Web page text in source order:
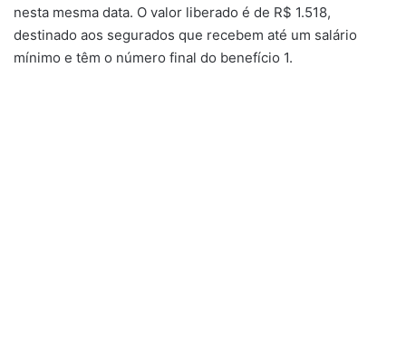
nesta mesma data. O valor liberado é de R$ 1.518,
destinado aos segurados que recebem até um salário
mínimo e têm o número final do benefício 1.